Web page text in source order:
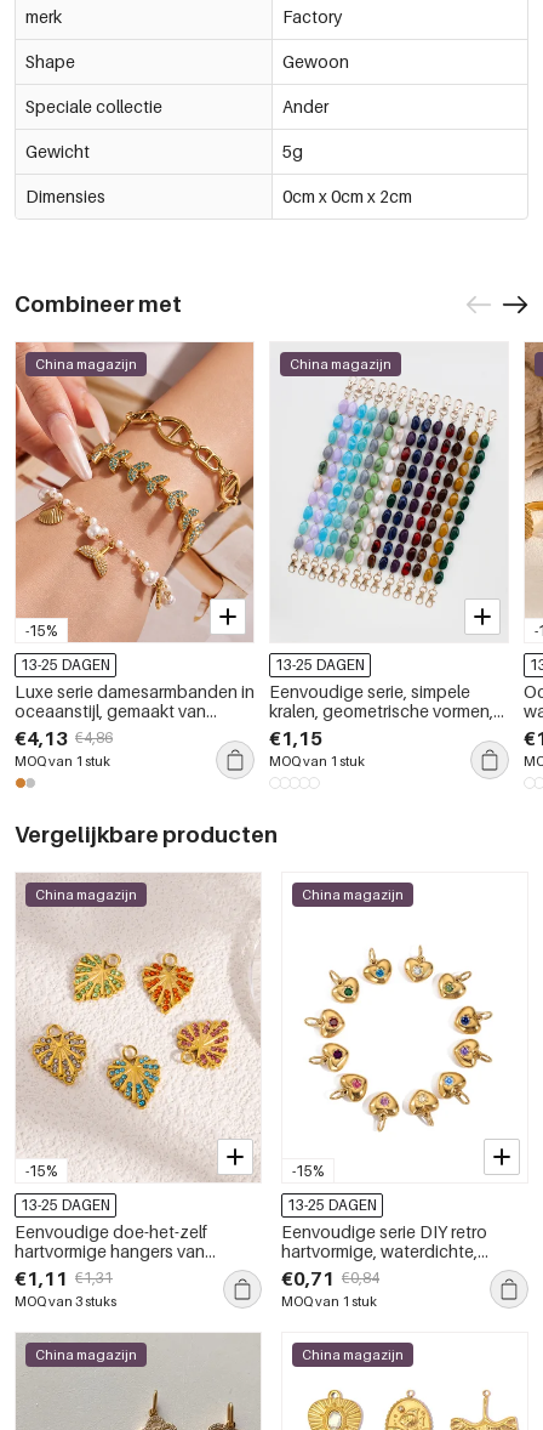
merk Factory
Shape Gewoon
Speciale collectie Ander
Gewicht 5g
Dimensies 0cm x 0cm x 2cm
Combineer met
-15%
China magazijn
13-25 DAGEN
Luxe serie damesarmbanden in
oceaanstijl, gemaakt van
roestvrij staal, waterdicht en
met goudkleurige kunstparels.
€4,13 €4,86
MOQ van 1 stuk
China magazijn
13-25 DAGEN
Eenvoudige serie, simpele
kralen, geometrische vormen,
acryl telefoonketting
€1,15
MOQ van 1 stuk
-
in
Vergelijkbare producten
-15%
China magazijn
13-25 DAGEN
Eenvoudige doe-het-zelf
hartvormige hangers van
roestvrij staal, waterdicht en
goudkleurig, voor dames.
€1,11 €1,31
MOQ van 3 stuks
-15%
China magazijn
13-25 DAGEN
Eenvoudige serie DIY retro
hartvormige, waterdichte,
goudkleurige dameshangers
van roestvrij staal.
€0,71 €0,84
MOQ van 1 stuk
China magazijn China magazijn